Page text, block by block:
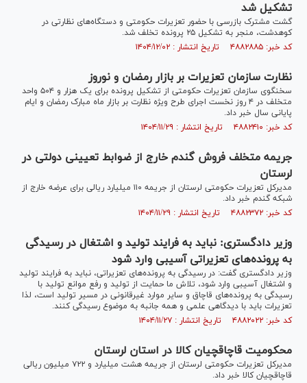
تشکیل شد
گشت مشترک بازرسی با حضور تعزیرات حکومتی و دستگاه‌های نظارتی در
کوهدشت، منجر به تشکیل ۲۵ پرونده تخلف شد.
کد خبر: ۴۸۸۲۸۸۵ تاریخ انتشار : ۱۴۰۴/۱۲/۰۲
نظارت سازمان تعزیرات بر بازار رمضان و نوروز
سخنگوی سازمان تعزیرات حکومتی از تشکیل پرونده برای یک هزار و ۵۰۴ واحد
متخلف در ۴ روز نخست اجرای طرح ویژه نظارت بر بازار ماه مبارک رمضان و ایام
پایانی سال خبر داد.
کد خبر: ۴۸۸۲۴۱۰ تاریخ انتشار : ۱۴۰۴/۱۱/۲۹
جریمه متخلف فروش گندم خارج از ضوابط تعیینی دولتی در
لرستان
مدیرکل تعزیرات حکومتی لرستان از جریمه ۱۱۰ میلیارد ریالی برای عرضه خارج از
شبکه گندم خبر داد.
کد خبر: ۴۸۸۲۳۷۲ تاریخ انتشار : ۱۴۰۴/۱۱/۲۹
وزیر دادگستری: نباید به فرایند تولید و اشتغال در رسیدگی
به پرونده‌های تعزیراتی آسیبی وارد شود
وزیر دادگستری گفت: در رسیدگی به پرونده‌های تعزیراتی، نباید به فرایند تولید
و اشتغال آسیبی وارد شود، تلاش ما حمایت از تولید و رفع موانع تولید با
رسیدگی به پرونده‌های قاچاق و سایر موارد غیرقانونی در مسیر تولید است، لذا
تعزیرات باید با دیدگاهی علمی و همه جانبه به موضوع رسیدگی کنند.
کد خبر: ۴۸۸۲۰۲۲ تاریخ انتشار : ۱۴۰۴/۱۱/۲۷
محکومیت قاچاقچیان کالا در استان لرستان
مدیرکل تعزیرات حکومتی لرستان از جریمه هشت میلیارد و ۷۲۲ میلیون ریالی
قاچاقچیان کالا خبر داد.